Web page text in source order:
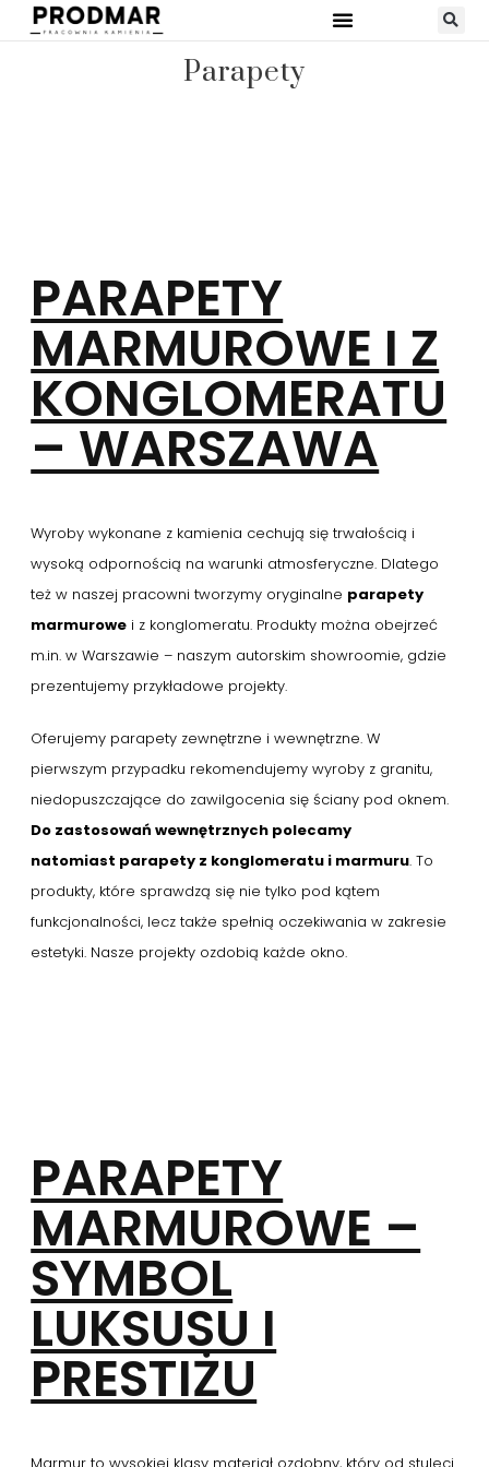
Parapety
PARAPETY
MARMUROWE I Z
KONGLOMERATU
– WARSZAWA
Wyroby wykonane z kamienia cechują się trwałością i
wysoką odpornością na warunki atmosferyczne. Dlatego
też w naszej pracowni tworzymy oryginalne parapety
marmurowe i z konglomeratu. Produkty można obejrzeć
m.in. w Warszawie – naszym autorskim showroomie, gdzie
prezentujemy przykładowe projekty.
Oferujemy parapety zewnętrzne i wewnętrzne. W
pierwszym przypadku rekomendujemy wyroby z granitu,
niedopuszczające do zawilgocenia się ściany pod oknem.
Do zastosowań wewnętrznych polecamy
natomiast parapety z konglomeratu i marmuru. To
produkty, które sprawdzą się nie tylko pod kątem
funkcjonalności, lecz także spełnią oczekiwania w zakresie
estetyki. Nasze projekty ozdobią każde okno.
PARAPETY
MARMUROWE –
SYMBOL
LUKSUSU I
PRESTIŻU